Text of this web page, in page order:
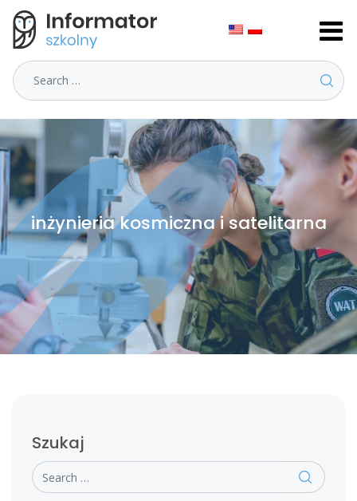
Search
inżynieria kosmiczna i satelitarna
Szukaj
Search